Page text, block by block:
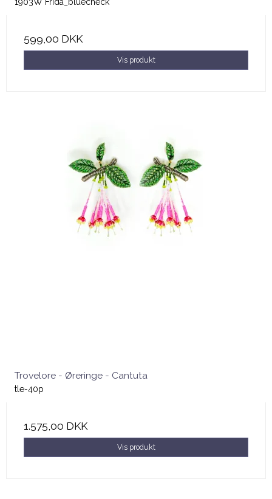
599,00 DKK
Vis produkt
Trovelore - Øreringe - Cantuta
tle-40p
1.575,00 DKK
Vis produkt